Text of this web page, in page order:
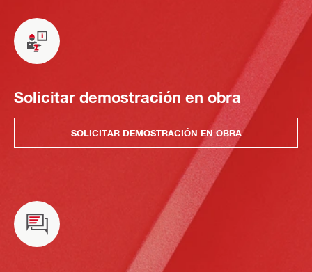
Solicitar demostración en obra
SOLICITAR DEMOSTRACIÓN EN OBRA